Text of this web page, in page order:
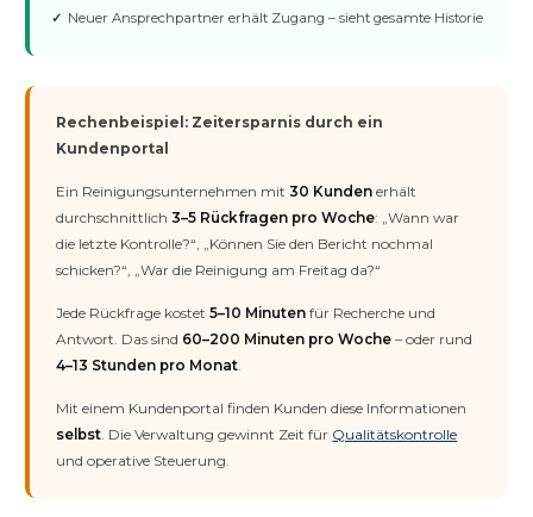
Neuer Ansprechpartner erhält Zugang – sieht gesamte Historie
Rechenbeispiel: Zeitersparnis durch ein
Kundenportal
Ein Reinigungsunternehmen mit30 Kunden erhält
durchschnittlich3–5 Rückfragen pro Woche: „Wann war
die letzte Kontrolle?“, „Können Sie den Bericht nochmal
schicken?“, „War die Reinigung am Freitag da?“
Jede Rückfrage kostet5–10 Minuten für Recherche und
Antwort. Das sind 60–200 Minuten pro Woche – oder rund
4–13 Stunden pro Monat
Mit einem Kundenportal finden Kunden diese Informationen
selbst . Die Verwaltung gewinnt Zeit für Qualitätskontrolle
und operative Steuerung.